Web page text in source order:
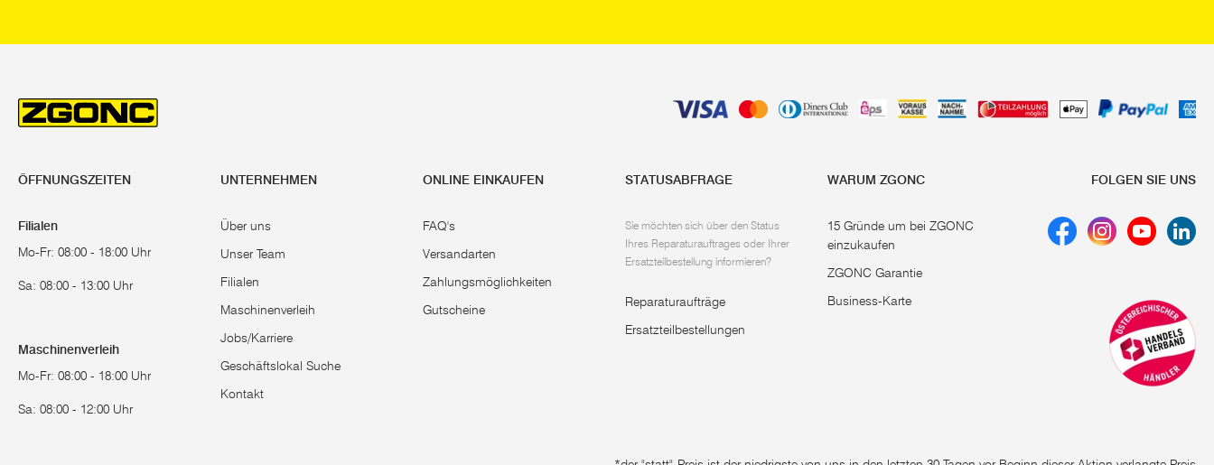
ÖFFNUNGSZEITEN
Filialen
Mo-Fr: 08:00 - 18:00 Uhr
Sa: 08:00 - 13:00 Uhr
Maschinenverleih
Mo-Fr: 08:00 - 18:00 Uhr
Sa: 08:00 - 12:00 Uhr
UNTERNEHMEN
Über uns
Unser Team
Filialen
Maschinenverleih
Jobs/Karriere
Geschäftslokal Suche
Kontakt
ONLINE EINKAUFEN
FAQ's
Versandarten
Zahlungsmöglichkeiten
Gutscheine
STATUSABFRAGE
Sie möchten sich über den Status
Ihres Reparaturauftrages oder Ihrer
Ersatzteilbestellung informieren?
Reparaturaufträge
Ersatzteilbestellungen
WARUM ZGONC
15 Gründe um bei ZGONC
einzukaufen
ZGONC Garantie
Business-Karte
FOLGEN SIE UNS